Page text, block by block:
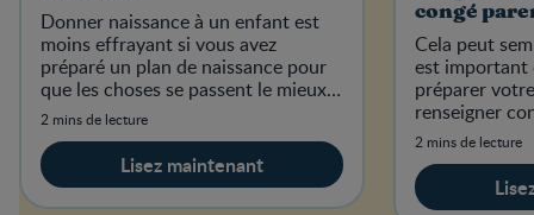
Donner naissance à un enfant est
moins effrayant si vous avez
préparé un plan de naissance pour
que les choses se passent le mieux
possible.
2 mins de lecture
Lisez maintenant
congé
Cela peut
est important
préparer
renseigner
avant
2 mins de lecture